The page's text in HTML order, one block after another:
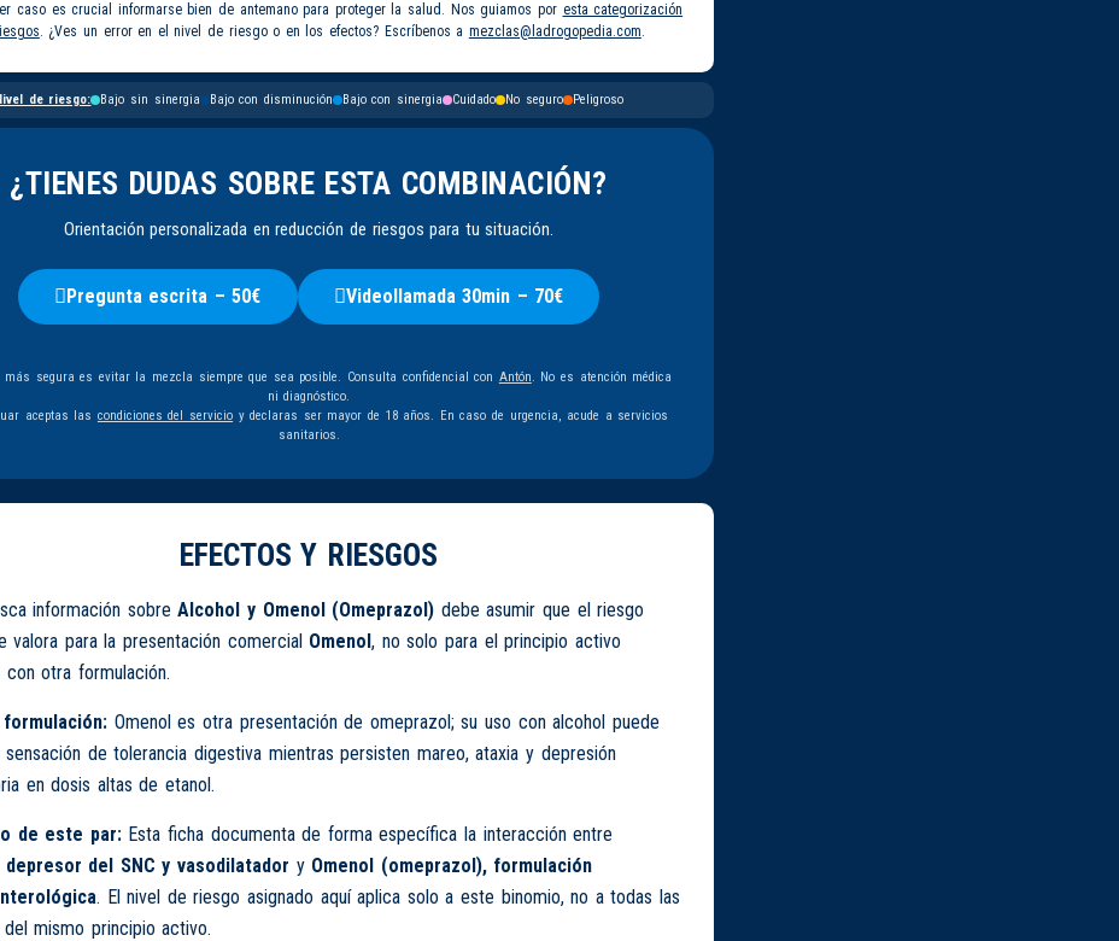
caso es crucial informarse bien de antemano para proteger la salud. Nos guiamos por esta categorización
. ¿Ves un error en el nivel de riesgo o en los efectos? Escríbenos a mezclas@ladrogopedia.com.
de riesgo: Bajo sin sinergia Bajo con disminución Bajo con sinergia Cuidado No seguro Peligroso
¿TIENES DUDAS SOBRE ESTA COMBINACIÓN?
Orientación personalizada en reducción de riesgos para tu situación.
Pregunta escrita – 50€ Videollamada 30min – 70€
más segura es evitar la mezcla siempre que sea posible. Consulta confidencial con Antón. No es atención médica
ni diagnóstico.
aceptas las condiciones del servicio y declaras ser mayor de 18 años. En caso de urgencia, acude a servicios
sanitarios.
EFECTOS Y RIESGOS
información sobreAlcohol y Omenol (Omeprazol) debe asumir que el riesgo
valora para la presentación comercial Omenol, no solo para el principio activo
con otra formulación.
Omenol es otra presentación de omeprazol; su uso con alcohol puede
sensación de tolerancia digestiva mientras persisten mareo, ataxia y depresión
en dosis altas de etanol.
de este par:Esta ficha documenta de forma específica la interacción entre
depresor del SNC y vasodilatador y Omenol (omeprazol), formulación
. El nivel de riesgo asignado aquí aplica solo a este binomio, no a todas las
mismo principio activo.